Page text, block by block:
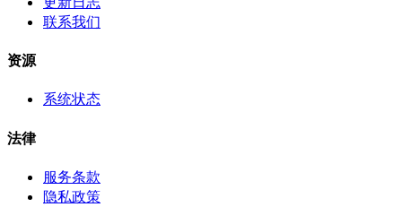
联系我们
资源
系统状态
法律
服务条款
隐私政策